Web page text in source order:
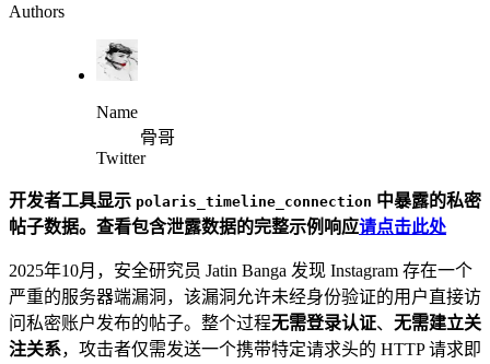
Authors
Name
骨哥
Twitter
开发者工具显示 polaris_timeline_connection 中暴露的私密
帖子数据。查看包含泄露数据的完整示例响应请点击此处
2025年10月，安全研究员 Jatin Banga 发现 Instagram 存在一个
严重的服务器端漏洞，该漏洞允许未经身份验证的用户直接访
问私密账户发布的帖子。整个过程无需登录认证、 无需建立关
注关系，攻击者仅需发送一个携带特定请求头的 HTTP 请求即